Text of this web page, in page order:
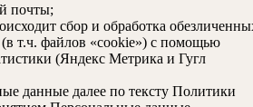
почты;
сбор и обработка
(в т.ч. файлов «cookie») с помощью
(Яндекс Метрика и Гугл
данные далее по тексту Политики